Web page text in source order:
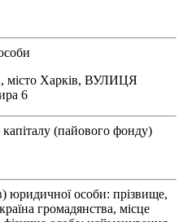
місто Харків, ВУЛИЦЯ
6
капіталу (пайового фонду)
юридичної особи: прізвище,
громадянства, місце